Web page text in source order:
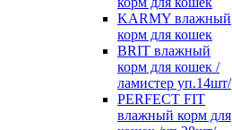
KARMY влажный
корм для кошек
BRIT влажный
корм для кошек /
ламистер уп.14шт/
PERFECT FIT
влажный корм для